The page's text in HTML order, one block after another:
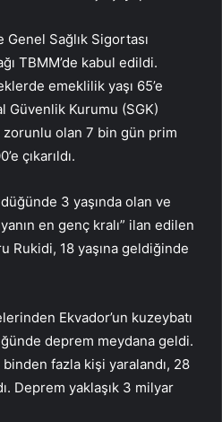
Sağlık Sigortası
TBMM’de kabul edildi.
emeklilik yaşı 65’e
Güvenlik Kurumu (SGK)
zorunlu olan 7 bin gün prim
çıkarıldı.
3 yaşında olan ve
en genç kralı” ilan edilen
Rukidi, 18 yaşına geldiğinde
Ekvador’un kuzeybatı
deprem meydana geldi.
fazla kişi yaralandı, 28
Deprem yaklaşık 3 milyar